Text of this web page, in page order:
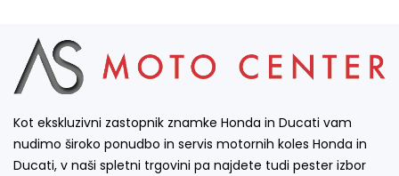
Kot ekskluzivni zastopnik znamke Honda in Ducati vam
nudimo široko ponudbo in servis motornih koles Honda in
Ducati, v naši spletni trgovini pa najdete tudi pester izbor